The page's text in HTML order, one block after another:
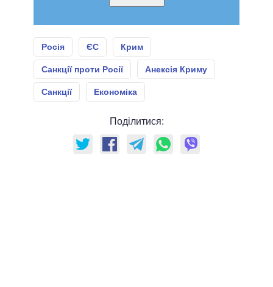
Росія ЄС Крим
Санкції проти Росії Анексія Криму
Санкції Економіка
Поділитися: